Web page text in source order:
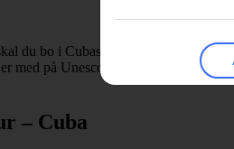
du bo i Cubas hovedstad Havana,
med på Unescos verdensarvsliste
– Cuba